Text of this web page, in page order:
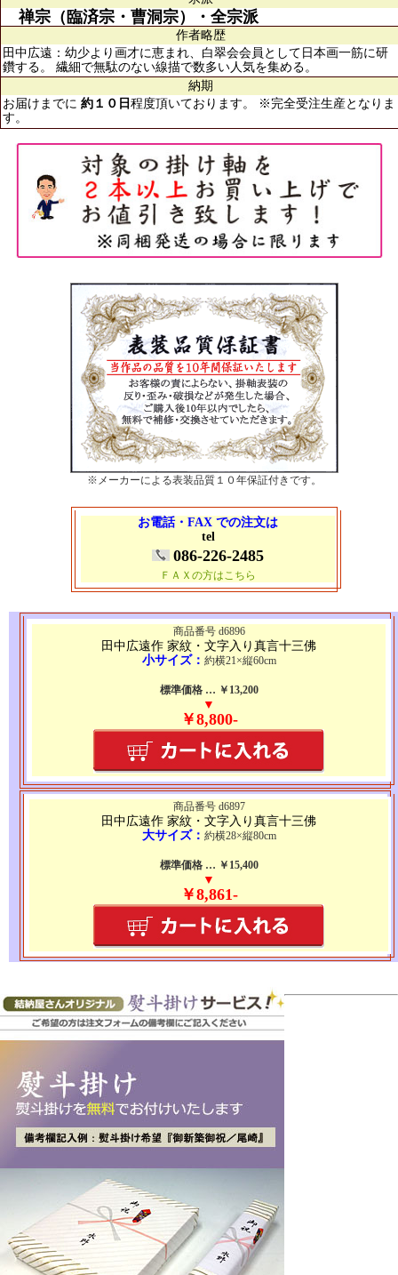
禅宗（臨済宗・曹洞宗）・全宗派
作者略歴
田中広遠：幼少より画才に恵まれ、白翠会会員として日本画一筋に研
鑽する。 繊細で無駄のない線描で数多い人気を集める。
納期
お届けまでに 約１０日 程度頂いております。 ※完全受注生産となりま
す。
※メーカーによる表装品質１０年保証付きです。
お電話・FAX での注文は
tel
086-226-2485
ＦＡＸの方はこちら
商品番号 d6896
田中広遠作 家紋・文字入り真言十三佛
小サイズ： 約横21×縦60cm
標準価格 … ￥13,200
▼
￥8,800-
商品番号 d6897
田中広遠作 家紋・文字入り真言十三佛
大サイズ： 約横28×縦80cm
標準価格 … ￥15,400
▼
￥8,861-